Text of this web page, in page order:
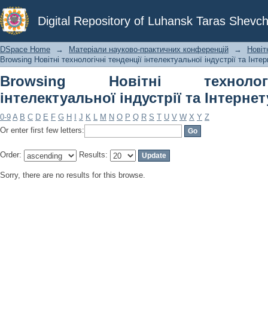
Digital Repository of Luhansk Taras
Browsing Новітні технологічні
речей by Subject
DSpace Home → Матеріали науково-практичних конференцій →
Browsing Новітні технологічні тенденції інтелектуальної індустрії та
Browsing Новітні
інтелектуальної індустрії та
0-9 A B C D E F G H J K L M N O P Q R S T U V W X Y Z
Or enter first few letters:
Order: Results:
Sorry, there are no results for this browse.